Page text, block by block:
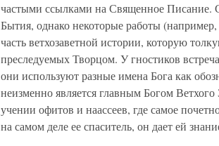
частыми ссылками на Священное Писание.
Бытия, однако некоторые работы
часть ветхозаветной истории, которую
преследуемых Творцом. У гностиков
они используют разные имена Бога как
неизменно является главным Богом
учении офитов и наассеев, где самое
на самом деле ее спаситель, он дает ей